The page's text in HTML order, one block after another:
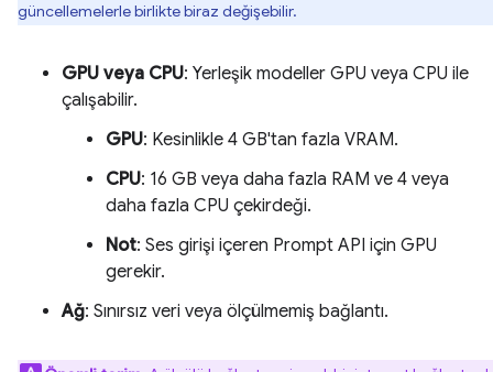
güncellemelerle birlikte biraz değişebilir.
GPU veya CPU: Yerleşik modeller GPU veya CPU ile
çalışabilir.
GPU: Kesinlikle 4 GB'tan fazla VRAM.
CPU: 16 GB veya daha fazla RAM ve 4 veya
daha fazla CPU çekirdeği.
Not: Ses girişi içeren Prompt API için GPU
gerekir.
Ağ: Sınırsız veri veya ölçülmemiş bağlantı.